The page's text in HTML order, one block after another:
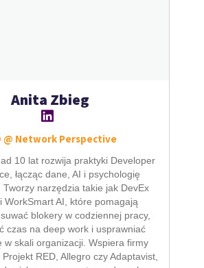
Anita Zbieg
@ Network Perspective
10 lat rozwija praktyki Developer
łącząc dane, AI i psychologię
Tworzy narzędzia takie jak DevEx
WorkSmart AI, które pomagają
blokery w codziennej pracy,
czas na deep work i usprawniać
w skali organizacji. Wspiera firmy
RED, Allegro czy Adaptavist,